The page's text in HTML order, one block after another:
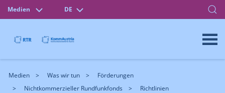
Medien DE
Medien Was wir tun
Förderungen
Nichtkommerzieller Rundfunkfonds
Richtlinien